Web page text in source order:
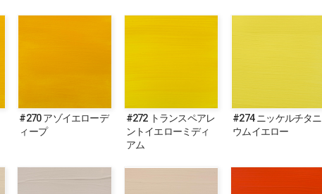
#270 アゾイエローデ
ィープ
#272 トランスペアレ
ントイエローミディ
アム
#274 ニッケルチタニ
ウムイエロー